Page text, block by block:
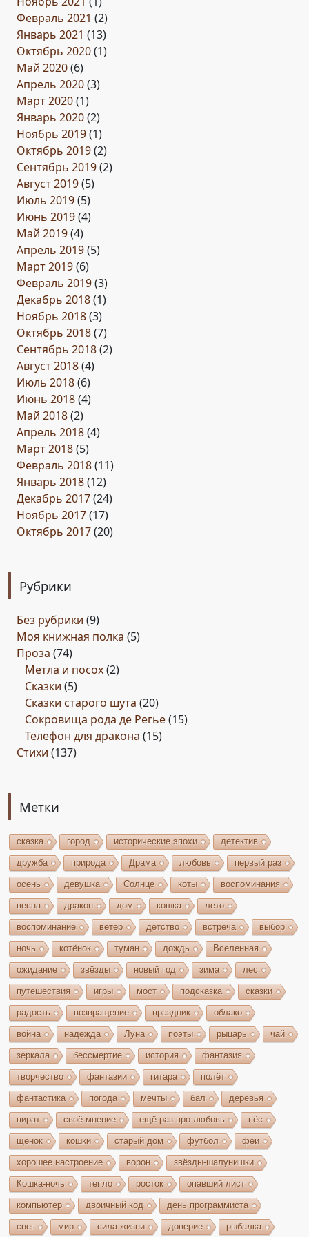
Февраль 2021 (2)
Январь 2021 (13)
Октябрь 2020(1)
Май 2020(6)
Апрель 2020(3)
Март 2020(1)
Январь 2020(2)
Ноябрь 2019(1)
Октябрь 2019(2)
Сентябрь 2019(2)
Август 2019(5)
Июль 2019(5)
Июнь 2019(4)
Май 2019(4)
Апрель 2019(5)
Март 2019(6)
Февраль 2019(3)
Декабрь 2018(1)
Ноябрь 2018(3)
Октябрь 2018(7)
Сентябрь 2018(2)
Август 2018(4)
Июль 2018(6)
Июнь 2018(4)
Май 2018(2)
Апрель 2018(4)
Март 2018(5)
Февраль 2018(11)
Январь 2018(12)
Декабрь 2017(24)
Ноябрь 2017(17)
Октябрь 2017(20)
Рубрики
Без рубрики (9)
Моя книжная полка (5)
Проза (74)
Метла и посох(2)
Сказки (5)
Сказки старого шута (20)
Сокровища рода де Регье(15)
Телефон для дракона (15)
Стихи (137)
Метки
сказка город исторические эпохи детектив
дружба природа Драма любовь первый раз
осень девушка Солнце коты воспоминания
весна дракон дом кошка лето
воспоминание ветер детство встреча выбор
ночь котёнок туман дождь Вселенная
ожидание звёзды новый год зима лес
путешествия игры мост подсказка сказки
радость возвращение праздник облако
война надежда Луна поэты рыцарь чай
зеркала бессмертие история фантазия
творчество фантазии гитара полёт
фантастика погода мечты бал деревья
пират своё мнение ещё раз про любовь пёс
щенок кошки старый дом футбол феи
хорошее настроение ворон звёзды-шалунишки
Кошка-ночь тепло росток опавший лист
компьютер двоичный код день программиста
снег мир сила жизни доверие рыбалка